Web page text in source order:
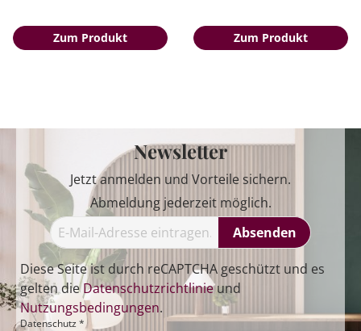
Zum Produkt Zum Produkt
Newsletter
Jetzt anmelden und Vorteile sichern.
Abmeldung jederzeit möglich.
Absenden
Diese Seite ist durch reCAPTCHA geschützt und es
gelten dieDatenschutzrichtlinieund
Nutzungsbedingungen.
Datenschutz *